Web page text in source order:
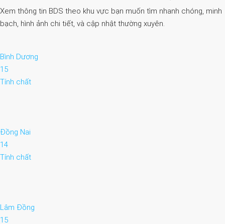
Xem thông tin BDS theo khu vực bạn muốn tìm nhanh chóng, minh
bạch, hình ảnh chi tiết, và cập nhật thường xuyên.
Bình Dương
15
Tính chất
Đồng Nai
14
Tính chất
Lâm Đồng
15